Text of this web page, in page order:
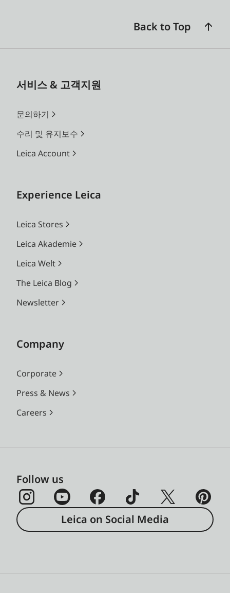
Back to Top
서비스 & 고객지원
문의하기
수리 및 유지보수
Leica Account
Experience Leica
Leica Stores
Leica Akademie
Leica Welt
The Leica Blog
Newsletter
Company
Corporate
Press & News
Careers
Follow us
Leica on Social Media